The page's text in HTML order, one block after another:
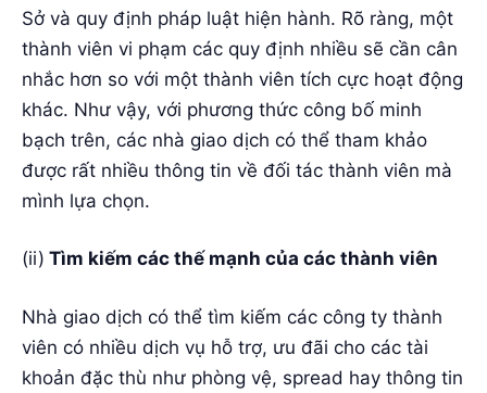
Sở và quy định pháp luật hiện hành. Rõ ràng, một
thành viên vi phạm các quy định nhiều sẽ cần cân
nhắc hơn so với một thành viên tích cực hoạt động
khác. Như vậy, với phương thức công bố minh
bạch trên, các nhà giao dịch có thể tham khảo
được rất nhiều thông tin về đối tác thành viên mà
mình lựa chọn.
(ii) Tìm kiếm các thế mạnh của các thành viên
Nhà giao dịch có thể tìm kiếm các công ty thành
viên có nhiều dịch vụ hỗ trợ, ưu đãi cho các tài
khoản đặc thù như phòng vệ, spread hay thông tin